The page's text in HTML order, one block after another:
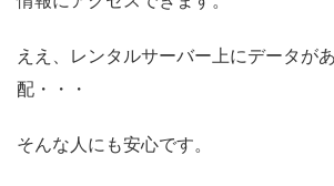
ええ、レンタルサーバー上にデータが
配・・・
そんな人にも安心です。